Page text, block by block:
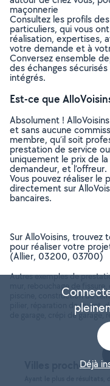
maçonnerie
Consultez les profils
particuliers, qui vous
réalisation, expertises,
votre demande et à
Conversez ensemble
des échanges
intégrés.
Est-ce que
Absolument !
et sans aucune
membre, qu’il soit
prestation de service
uniquement le prix de
demandeur, et l’offreur.
Vous pouvez réaliser le
directement sur
bancaires.
Sur AlloVoisins,
pour réaliser votre
(Allier, 03200, 03700)
Autres exemples de
mur, rebouchage de
piscine, construction de
pilier, réparation de muret,
de garage, crépi de
Villes prochesDéjà